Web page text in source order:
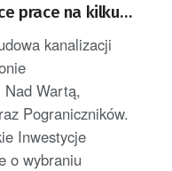
prace na kilku
kanalizacji
Nad Wartą,
Pograniczników.
Inwestycje
o wybraniu